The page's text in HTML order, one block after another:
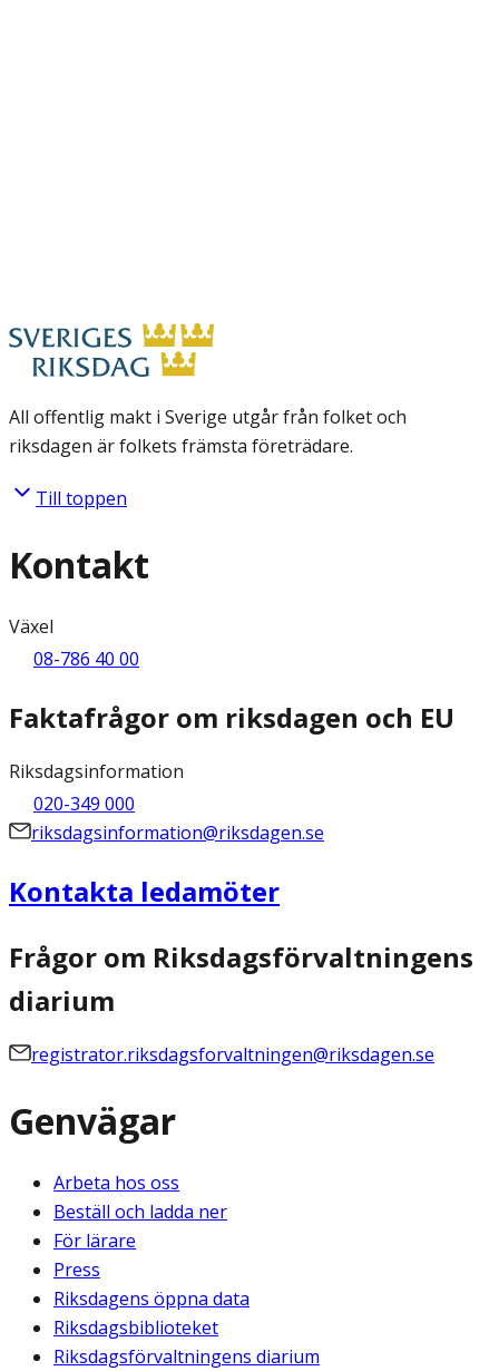
All offentlig makt i Sverige utgår från folket och
riksdagen är folkets främsta företrädare.
Till toppen
Kontakt
Växel
08-786 40 00
Faktafrågor om riksdagen och EU
Riksdagsinformation
020-349 000
riksdagsinformation@riksdagen.se
Kontakta ledamöter
Frågor om Riksdagsförvaltningens
diarium
registrator.riksdagsforvaltningen@riksdagen.se
Genvägar
Arbeta hos oss
Beställ och ladda ner
För lärare
Press
Riksdagens öppna data
Riksdagsbiblioteket
Riksdagsförvaltningens diarium